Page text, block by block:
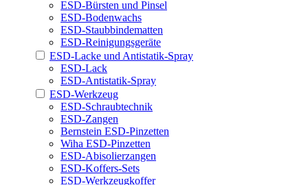
ESD-Bürsten und Pinsel
ESD-Bodenwachs
ESD-Staubbindematten
ESD-Reinigungsgeräte
ESD-Lacke und Antistatik-Spray
ESD-Lack
ESD-Antistatik-Spray
ESD-Werkzeug
ESD-Schraubtechnik
ESD-Zangen
Bernstein ESD-Pinzetten
Wiha ESD-Pinzetten
ESD-Abisolierzangen
ESD-Koffers-Sets
ESD-Werkzeugkoffer